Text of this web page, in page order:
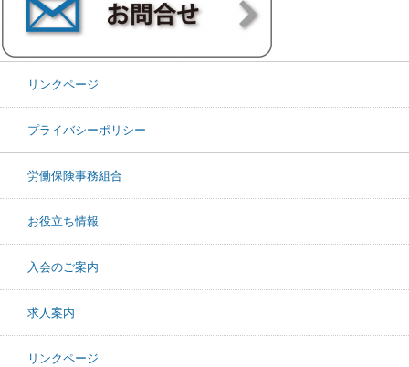
リンクページ
プライバシーポリシー
労働保険事務組合
お役立ち情報
入会のご案内
求人案内
リンクページ